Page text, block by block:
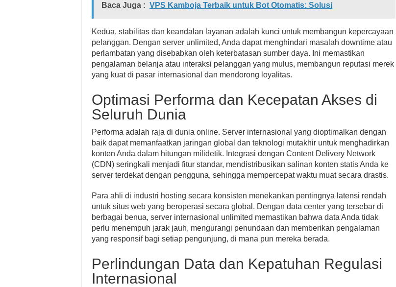
Baca Juga : VPS Kamboja Terbaik untuk Bot Otomatis: Solusi
Kedua, stabilitas dan keandalan layanan adalah kunci untuk membangun kepercayaan
pelanggan. Dengan server unlimited, Anda dapat menghindari masalah downtime atau
perlambatan yang disebabkan oleh keterbatasan sumber daya. Ini memastikan
pengalaman belanja atau interaksi pelanggan yang mulus, membangun reputasi merek
yang kuat di pasar internasional dan mendorong loyalitas.
Optimasi Performa dan Kecepatan Akses di
Seluruh Dunia
Performa adalah raja di dunia online. Server internasional yang dioptimalkan dengan
baik dapat memanfaatkan jaringan global dan teknologi mutakhir untuk menghadirkan
konten Anda dalam hitungan milidetik. Integrasi dengan Content Delivery Network
(CDN) seringkali menjadi fitur standar, mendistribusikan salinan konten statis Anda ke
server terdekat dengan pengguna, sehingga mempercepat waktu muat secara drastis.
Para ahli di industri hosting secara konsisten menekankan pentingnya latensi rendah
untuk situs web yang beroperasi secara global. Dengan data center yang tersebar di
berbagai benua, server internasional unlimited memastikan bahwa data Anda tidak
perlu menempuh jarak jauh, mengurangi penundaan dan memberikan pengalaman
yang responsif bagi setiap pengunjung, di mana pun mereka berada.
Perlindungan Data dan Kepatuhan Regulasi
Internasional